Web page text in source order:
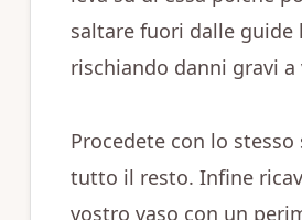
saltare fuori dalle guide
rischiando danni gravi a
Procedete con lo
tutto il resto. Infine
vostro vaso con un